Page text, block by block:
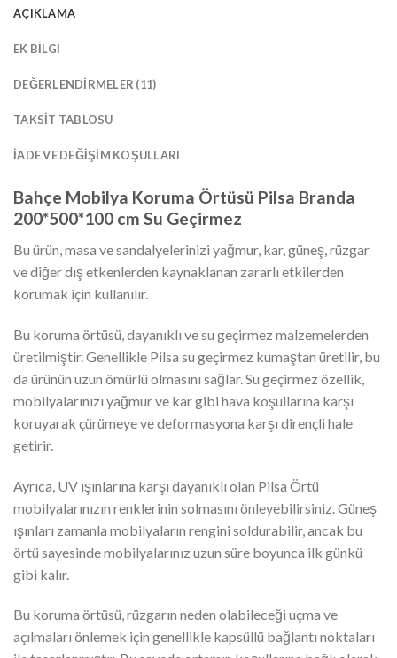
AÇIKLAMA
EK BILGI
DEĞERLENDIRMELER (11)
TAKSIT TABLOSU
İADE VE DEĞIŞIM KOŞULLARI
Bahçe Mobilya Koruma Örtüsü Pilsa Branda
200*500*100 cm Su Geçirmez
Bu ürün, masa ve sandalyelerinizi yağmur, kar, güneş, rüzgar
ve diğer dış etkenlerden kaynaklanan zararlı etkilerden
korumak için kullanılır.
Bu koruma örtüsü, dayanıklı ve su geçirmez malzemelerden
üretilmiştir. Genellikle Pilsa su geçirmez kumaştan üretilir, bu
da ürünün uzun ömürlü olmasını sağlar. Su geçirmez özellik,
mobilyalarınızı yağmur ve kar gibi hava koşullarına karşı
koruyarak çürümeye ve deformasyona karşı dirençli hale
getirir.
Ayrıca, UV ışınlarına karşı dayanıklı olan Pilsa Örtü
mobilyalarınızın renklerinin solmasını önleyebilirsiniz. Güneş
ışınları zamanla mobilyaların rengini soldurabilir, ancak bu
örtü sayesinde mobilyalarınız uzun süre boyunca ilk günkü
gibi kalır.
Bu koruma örtüsü, rüzgarın neden olabileceği uçma ve
açılmaları önlemek için genellikle kapsüllü bağlantı noktaları